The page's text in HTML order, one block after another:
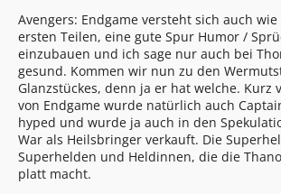
Avengers: Endgame versteht sich auch
ersten Teilen, eine gute Spur Humor /
einzubauen und ich sage nur auch bei
gesund. Kommen wir nun zu den
Glanzstückes, denn ja er hat welche. Kurz
von Endgame wurde natürlich auch
hyped und wurde ja auch in den
War als Heilsbringer verkauft. Die
Superhelden und Heldinnen, die die
platt macht.